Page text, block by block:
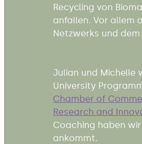
Recycling von
anfallen. Vor allem
Netzwerks und
Julian und Michelle
University
Chamber of
Research and
Coaching haben
ankommt.